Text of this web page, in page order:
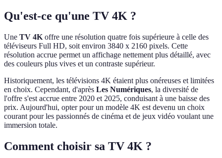
Qu'est-ce qu'une TV 4K ?
Une TV 4K offre une résolution quatre fois supérieure à celle des
téléviseurs Full HD, soit environ 3840 x 2160 pixels. Cette
résolution accrue permet un affichage nettement plus détaillé, avec
des couleurs plus vives et un contraste supérieur.
Historiquement, les télévisions 4K étaient plus onéreuses et limitées
en choix. Cependant, d'après Les Numériques, la diversité de
l'offre s'est accrue entre 2020 et 2025, conduisant à une baisse des
prix. Aujourd'hui, opter pour un modèle 4K est devenu un choix
courant pour les passionnés de cinéma et de jeux vidéo voulant une
immersion totale.
Comment choisir sa TV 4K ?